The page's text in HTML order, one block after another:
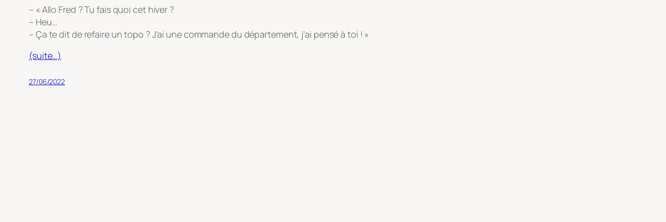
– « Allo Fred ? Tu fais quoi cet hiver ?
– Heu…
– Ça te dit de refaire un topo ? J’ai une commande du département, j’ai pensé à toi ! »
(suite…)
27/06/2022